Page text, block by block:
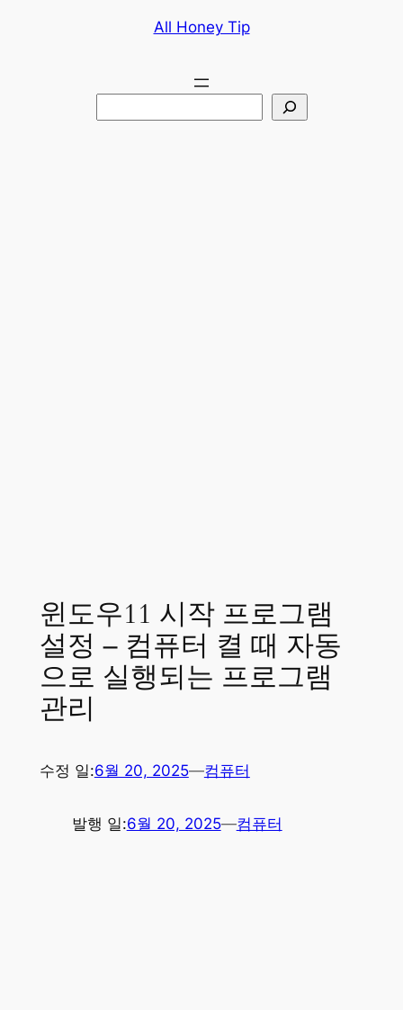
All Honey Tip
윈도우11 시작 프로그램
설정 – 컴퓨터 켤 때 자동
으로 실행되는 프로그램
관리
수정 일:6월 20, 2025—컴퓨터
발행 일:6월 20, 2025—컴퓨터